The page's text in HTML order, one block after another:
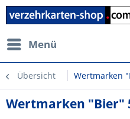
Menü
Übersicht Wertmarken
Wertmarken "Bier"